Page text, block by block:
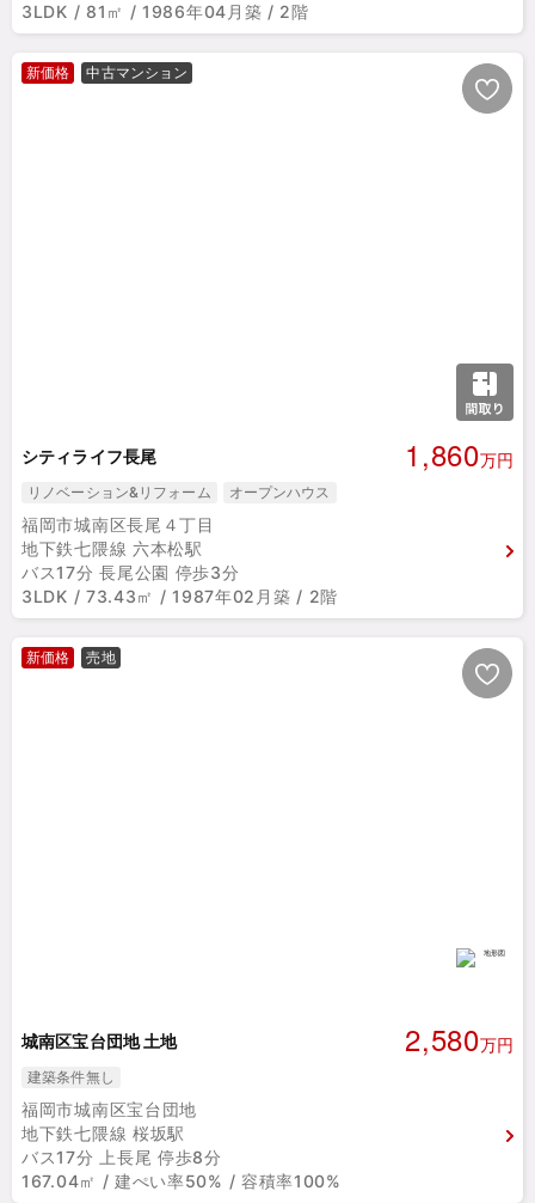
3LDK / 81㎡ / 1986年04月築 / 2階
新価格 中古マンション
シティライフ長尾 1,860万円
リノベーション&リフォーム オープンハウス
福岡市城南区長尾４丁目
地下鉄七隈線 六本松駅
バス17分 長尾公園 停歩3分
3LDK / 73.43㎡ / 1987年02月築 / 2階
新価格 売地
城南区宝台団地 土地 2,580万円
建築条件無し
福岡市城南区宝台団地
地下鉄七隈線 桜坂駅
バス17分 上長尾 停歩8分
167.04㎡ / 建ぺい率50% / 容積率100%